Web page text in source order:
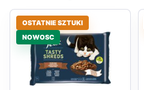
OSTATNIE SZTUKI
NOWOSC